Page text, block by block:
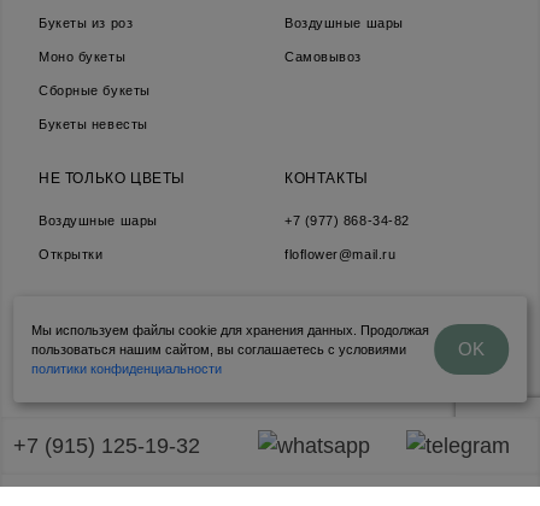
Букеты из роз
Моно букеты
Сборные букеты
Букеты невесты
НЕ ТОЛЬКО ЦВЕТЫ
Воздушные шары
Открытки
Воздушные шары
Самовывоз
КОНТАКТЫ
+7 (977) 868-34-82
floflower@mail.ru
Политика конфедециальности
Продвижение сайта Amigos Digital
Мы используем файлы cookie для хранения данных. Продолжая
пользоваться нашим сайтом, вы соглашаетесь с условиями
политики конфиденциальности
OK
+7 (915) 125-19-32